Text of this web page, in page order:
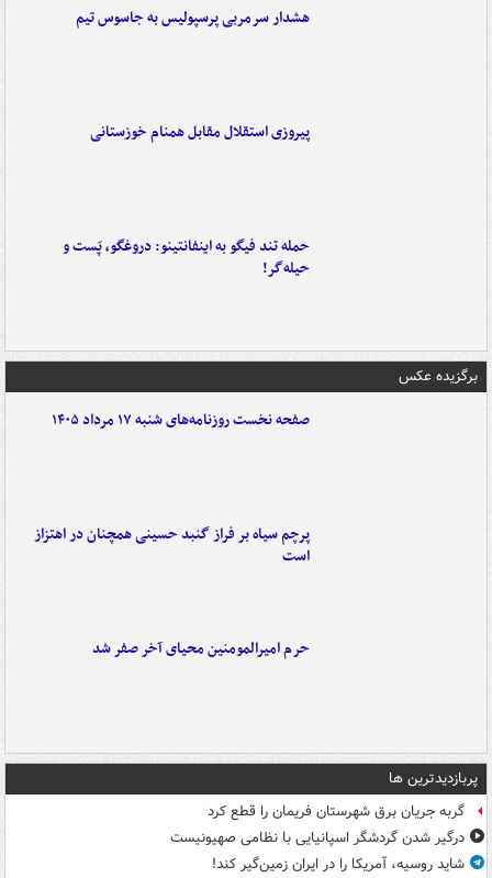
هشدار سرمربی پرسپولیس به جاسوس تیم
پیروزی استقلال مقابل همنام خوزستانی
حمله تند فیگو به اینفانتینو: دروغگو، پَست‌ و
حیله‌گر!
برگزیده عکس
صفحه نخست روزنامه‌های شنبه ۱۷ مرداد ۱۴۰۵
پرچم سیاه بر فراز گنبد حسینی همچنان در اهتزاز
است
حرم امیرالمومنین محیای آخر صفر شد
پربازدیدترین ها
گربه جریان برق شهرستان فریمان را قطع کرد
درگیر شدن گردشگر اسپانیایی با نظامی صهیونیست
شاید روسیه، آمریکا را در ایران زمین‌گیر کند!